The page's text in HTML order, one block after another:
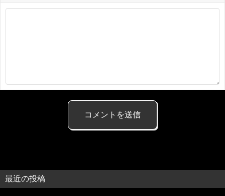
最近の投稿